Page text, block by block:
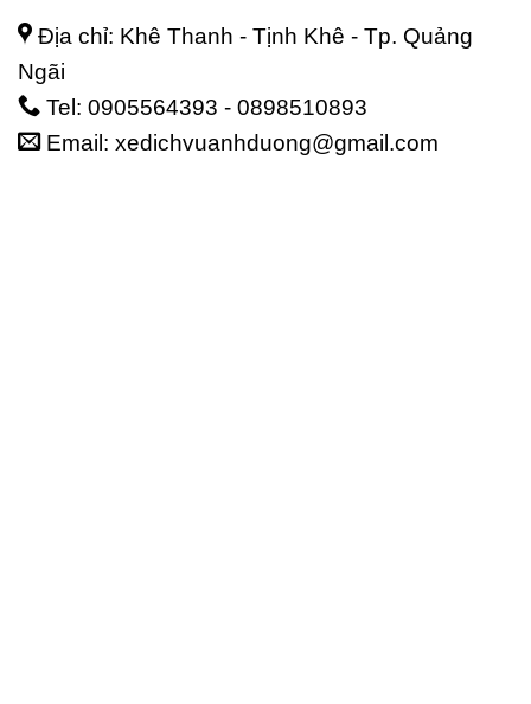
Địa chỉ: Khê Thanh - Tịnh Khê - Tp. Quảng
Ngãi
Tel: 0905564393 - 0898510893
Email: xedichvuanhduong@gmail.com